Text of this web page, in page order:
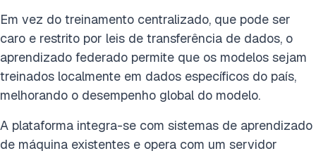
Em vez do treinamento centralizado, que pode ser
caro e restrito por leis de transferência de dados, o
aprendizado federado permite que os modelos sejam
treinados localmente em dados específicos do país,
melhorando o desempenho global do modelo.
A plataforma integra-se com sistemas de aprendizado
de máquina existentes e opera com um servidor